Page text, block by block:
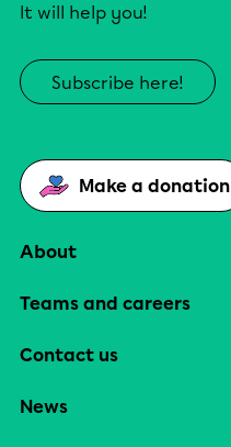
It will help you!
Subscribe here!
Make a donation
About
Teams and careers
Contact us
News